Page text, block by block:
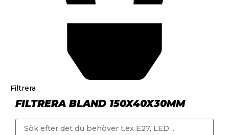
Filtrera
FILTRERA BLAND 150X40X30MM